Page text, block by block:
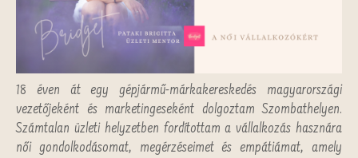
18 éven át egy gépjármű-márkakereskedés magyarországi
vezetőjeként és marketingeseként dolgoztam Szombathelyen.
Számtalan üzleti helyzetben fordítottam a vállalkozás hasznára
női gondolkodásomat, megérzéseimet és empátiámat, amely